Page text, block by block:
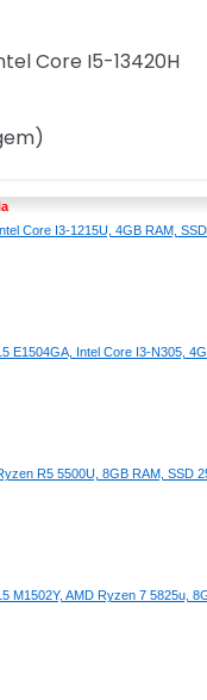
Core I5-13420H
Core I3-1215U, 4GB RAM,
E1504GA, Intel Core I3-N305,
R5 5500U, 8GB RAM, SSD
M1502Y, AMD Ryzen 7 5825u,